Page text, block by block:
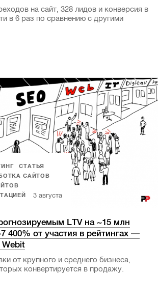
на сайт, 328 лидов и конверсия в
в 6 раз по сравнению с другими
СТАТЬЯ
САЙТОВ
3 августа
LTV на ~15 млн
400% от участия в рейтингах —
Webit
от крупного и среднего бизнеса,
конвертируется в продажу.